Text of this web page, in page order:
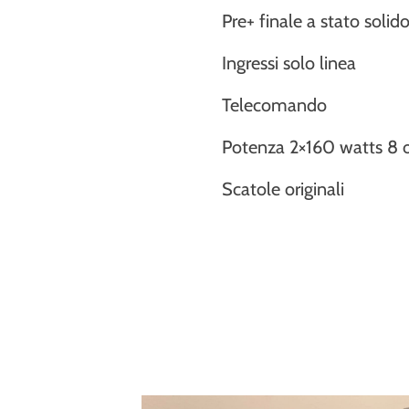
Pre+ finale a stato solido
Ingressi solo linea
Telecomando
Potenza 2×160 watts 8
Scatole originali